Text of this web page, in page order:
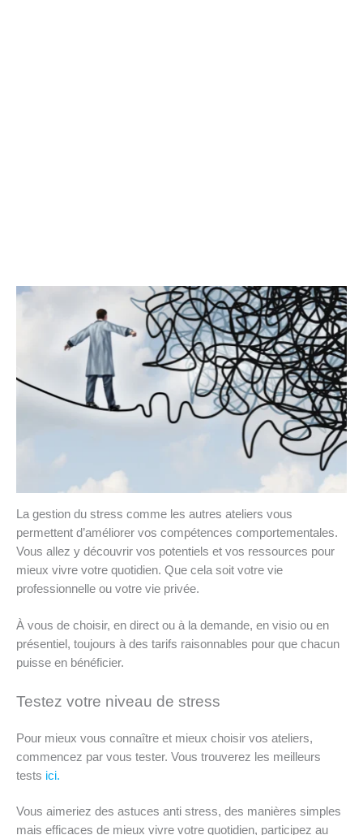
La gestion du stress comme les autres ateliers vous
permettent d’améliorer vos compétences comportementales.
Vous allez y découvrir vos potentiels et vos ressources pour
mieux vivre votre quotidien. Que cela soit votre vie
professionnelle ou votre vie privée.
À vous de choisir, en direct ou à la demande, en visio ou en
présentiel, toujours à des tarifs raisonnables pour que chacun
puisse en bénéficier.
Testez votre niveau de stress
Pour mieux vous connaître et mieux choisir vos ateliers,
commencez par vous tester. Vous trouverez les meilleurs
tests ici.
Vous aimeriez des astuces anti stress, des manières simples
mais efficaces de mieux vivre votre quotidien, participez au